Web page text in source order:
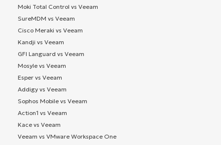
Moki Total Control vs Veeam
SureMDM vs Veeam
Cisco Meraki vs Veeam
Kandji vs Veeam
GFI Languard vs Veeam
Mosyle vs Veeam
Esper vs Veeam
Addigy vs Veeam
Sophos Mobile vs Veeam
Action1 vs Veeam
Kace vs Veeam
Veeam vs VMware Workspace One